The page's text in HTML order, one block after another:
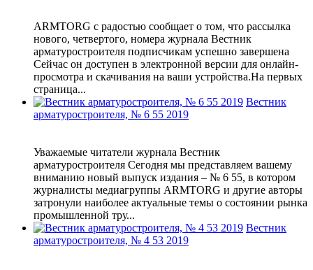
ARMTORG с радостью сообщает о том, что рассылка
нового, четвертого, номера журнала Вестник
арматуростроителя подписчикам успешно завершена
Сейчас он доступен в электронной версии для онлайн-
просмотра и скачивания на ваши устройства.На первых
страница...
Вестник
арматуростроителя, № 6 55 2019
Уважаемые читатели журнала Вестник
арматуростроителя Сегодня мы представляем вашему
вниманию новый выпуск издания – № 6 55, в котором
журналисты медиагруппы ARMTORG и другие авторы
затронули наиболее актуальные темы о состоянии рынка
промышленной тру...
Вестник
арматуростроителя, № 4 53 2019